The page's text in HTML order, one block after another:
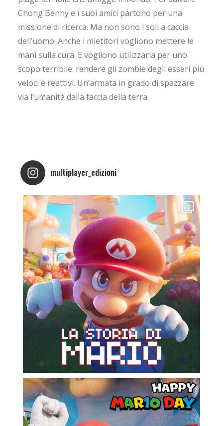
Chong Benny e i suoi amici partono per una
missione di ricerca. Ma non sono i soli a caccia
dell’uomo. Anche i mietitori vogliono mettere le
mani sulla cura. E vogliono utilizzarla per uno
scopo terribile: rendere gli zombie degli esseri più
veloci e reattivi. Un’armata in grado di spazzare
via l’umanità dalla faccia della terra.
multiplayer_edizioni